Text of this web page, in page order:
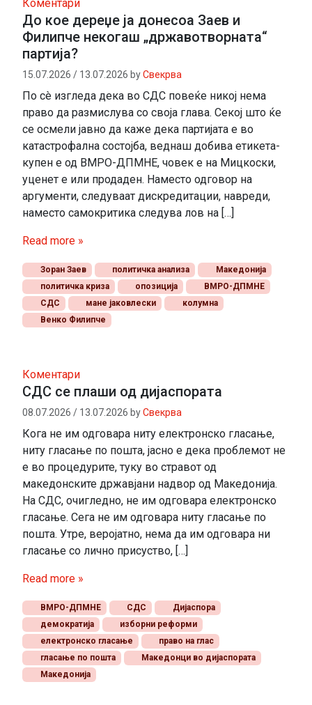
Коментари
До кое дереџе ја донесоа Заев и
Филипче некогаш „државотворната“
партија?
15.07.2026 / 13.07.2026 byСвекрва
По сè изгледа дека во СДС повеќе никој нема
право да размислува со своја глава. Секој што ќе
се осмели јавно да каже дека партијата е во
катастрофална состојба, веднаш добива етикета-
купен е од ВМРО-ДПМНЕ, човек е на Мицкоски,
уценет е или продаден. Наместо одговор на
аргументи, следуваат дискредитации, навреди,
наместо самокритика следува лов на […]
Read more »
Зоран Заев политичка анализа
Македонија
политичка криза
опозиција
ВМРО-ДПМНЕ
СДС
мане јаковлески
колумна
Венко Филипче
Коментари
СДС се плаши од дијаспората
08.07.2026 / 13.07.2026 byСвекрва
Кога не им одговара ниту електронско гласање,
ниту гласање по пошта, јасно е дека проблемот не
е во процедурите, туку во стравот од
македонските државјани надвор од Македонија.
На СДС, очигледно, не им одговара електронско
гласање. Сега не им одговара ниту гласање по
пошта. Утре, веројатно, нема да им одговара ни
гласање со лично присуство, […]
Read more »
ВМРО-ДПМНЕ СДС
Дијаспора
демократија
изборни реформи
електронско гласање
право на глас
гласање по пошта
Македонци во дијаспората
Македонија